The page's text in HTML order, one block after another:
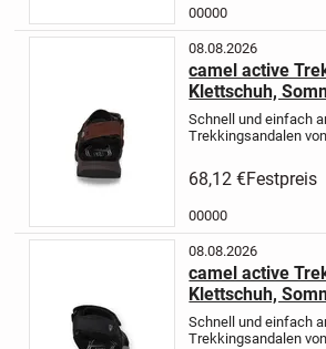
und Ausziehen...
00000
08.08.2026
camel active
Klettschuh,
Outdoorschuh
Schnell und einfach
Trekkingsandalen
der Natur. Mit dem
kannst du den Schuh
68,12 €Festpreis
00000
08.08.2026
camel active
Klettschuh,
Outdoorschuh
Schnell und einfach
Trekkingsandalen